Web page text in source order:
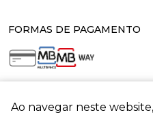
Ao navegar neste
FORMAS DE PAGAMENTO